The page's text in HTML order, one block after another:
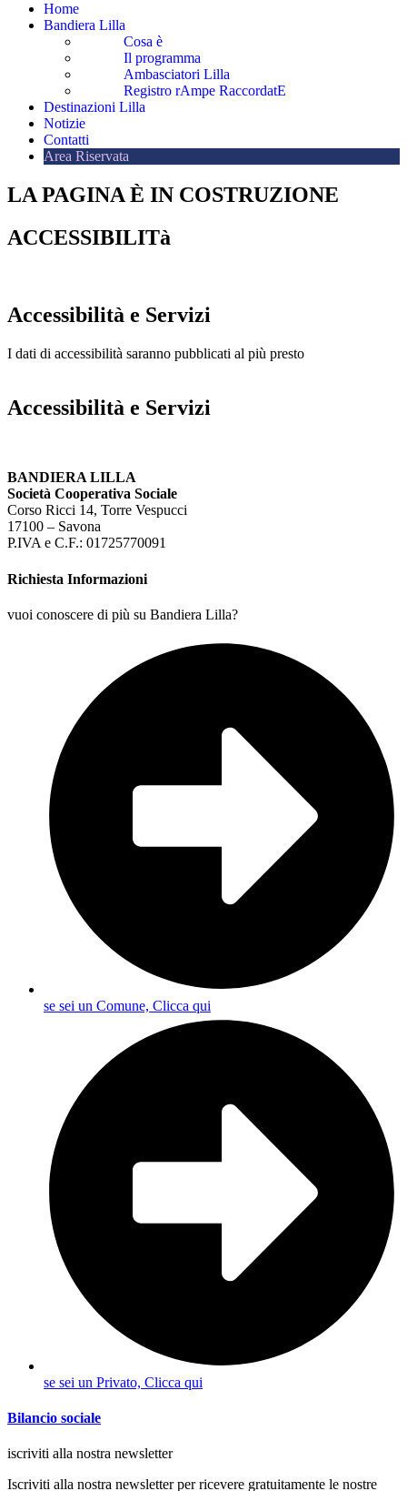
Home
Bandiera Lilla
Cosa è
Il programma
Ambasciatori Lilla
Registro rAmpe RaccordatE
Destinazioni Lilla
Notizie
Contatti
Area Riservata
LA PAGINA È IN COSTRUZIONE
ACCESSIBILITà
Accessibilità e Servizi
I dati di accessibilità saranno pubblicati al più presto
Accessibilità e Servizi
BANDIERA LILLA
Società Cooperativa Sociale
Corso Ricci 14, Torre Vespucci
17100 – Savona
P.IVA e C.F.: 01725770091
Richiesta Informazioni
vuoi conoscere di più su Bandiera Lilla?
se sei un Comune, Clicca qui
se sei un Privato, Clicca qui
Bilancio sociale
iscriviti alla nostra newsletter
Iscriviti alla nostra newsletter per ricevere gratuitamente le nostre